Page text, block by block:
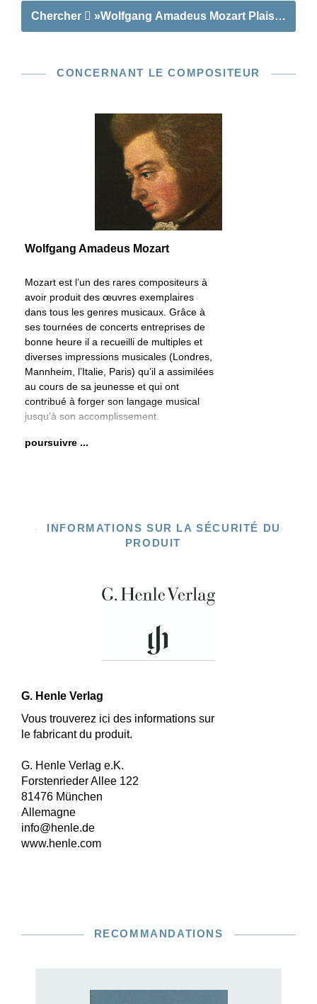
Chercher »Wolfgang Amadeus Mozart
CONCERNANT LE COMPOSITEUR
Wolfgang Amadeus Mozart
Mozart est l’un des rares compositeurs à
avoir produit des œuvres exemplaires
dans tous les genres musicaux. Grâce à
ses tournées de concerts entreprises de
bonne heure il a recueilli de multiples et
diverses impressions musicales (Londres,
Mannheim, l’Italie, Paris) qu’il a assimilées
au cours de sa jeunesse et qui ont
contribué à forger son langage musical
jusqu’à son accomplissement.
poursuivre ...
INFORMATIONS SUR LA SÉCURITÉ DU
PRODUIT
G. Henle Verlag
Vous trouverez ici des informations sur
le fabricant du produit.
G. Henle Verlag e.K.
Forstenrieder Allee 122
81476 München
Allemagne
info@henle.de
www.henle.com
RECOMMANDATIONS